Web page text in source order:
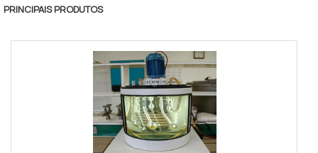
PRINCIPAIS PRODUTOS